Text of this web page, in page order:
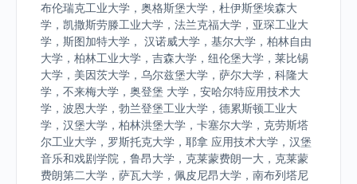
布伦瑞克工业大学，奥格斯堡大学，杜伊斯堡埃森大
学，凯撒斯劳滕工业大学，法兰克福大学，亚琛工业大
学，斯图加特大学， 汉诺威大学，基尔大学，柏林自由
大学，柏林工业大学，吉森大学，纽伦堡大学，莱比锡
大学，美因茨大学，乌尔兹堡大学，萨尔大学，科隆大
学，不来梅大学，奥登堡 大学，安哈尔特应用技术大
学，波恩大学，勃兰登堡工业大学，德累斯顿工业大
学，汉堡大学，柏林洪堡大学，卡塞尔大学，克劳斯塔
尔工业大学，罗斯托克大学，耶拿 应用技术大学，汉堡
音乐和戏剧学院，鲁昂大学，克莱蒙费朗一大，克莱蒙
费朗第二大学，萨瓦大学，佩皮尼昂大学，南布列塔尼